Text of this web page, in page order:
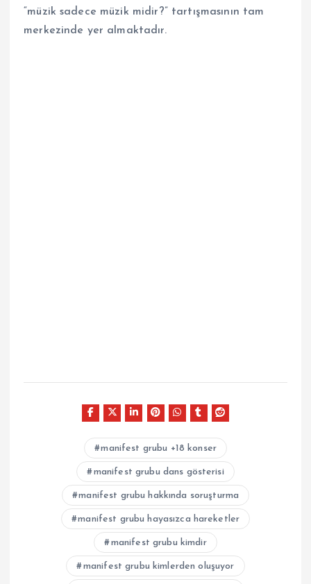
“müzik sadece müzik midir?” tartışmasının tam
merkezinde yer almaktadır.
manifest grubu +18 konser
manifest grubu dans gösterisi
manifest grubu hakkında soruşturma
manifest grubu hayasızca hareketler
manifest grubu kimdir
manifest grubu kimlerden oluşuyor